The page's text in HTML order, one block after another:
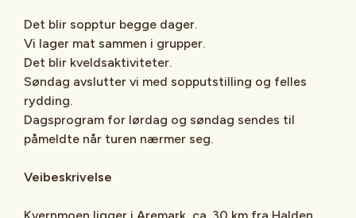
Det blir sopptur begge dager.
Vi lager mat sammen i grupper.
Det blir kveldsaktiviteter.
Søndag avslutter vi med sopputstilling og felles
rydding.
Dagsprogram for lørdag og søndag sendes til
påmeldte når turen nærmer seg.
Veibeskrivelse